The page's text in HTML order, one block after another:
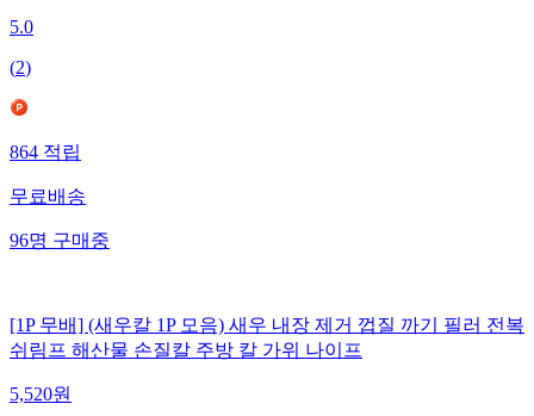
5.0
(2)
864 적립
무료배송
96명 구매중
[1P 무배] (새우칼 1P 모음) 새우 내장 제거 껍질 까기 필러 전복
쉬림프 해산물 손질칼 주방 칼 가위 나이프
5,520원